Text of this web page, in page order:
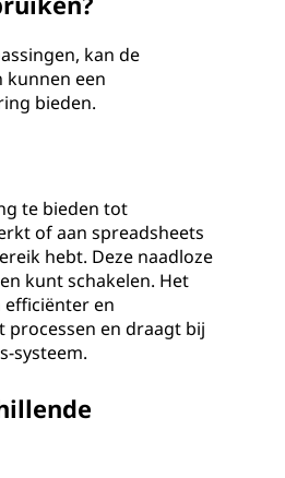
kan de
kunnen een
bieden.
te bieden tot
of aan spreadsheets
hebt. Deze naadloze
kunt schakelen. Het
en
en draagt bij
systeem.